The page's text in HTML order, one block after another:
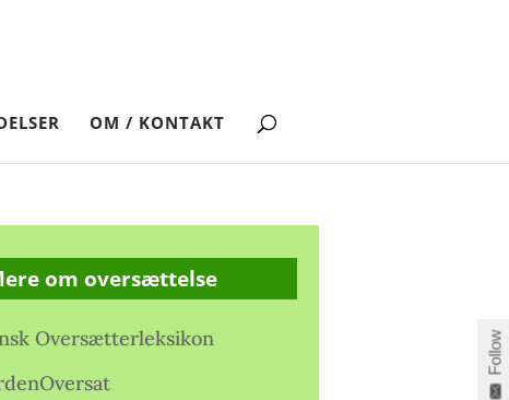
OM / KONTAKT
om oversættelse
Oversætterleksikon
Follow